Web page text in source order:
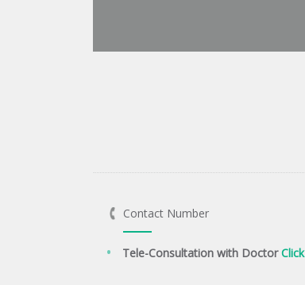
Contact Number
Tele-Consultation with DoctorClick